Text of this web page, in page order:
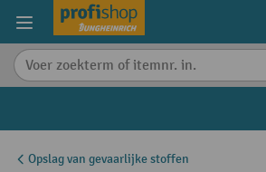
content
Opslag van gevaarlijke stoffen